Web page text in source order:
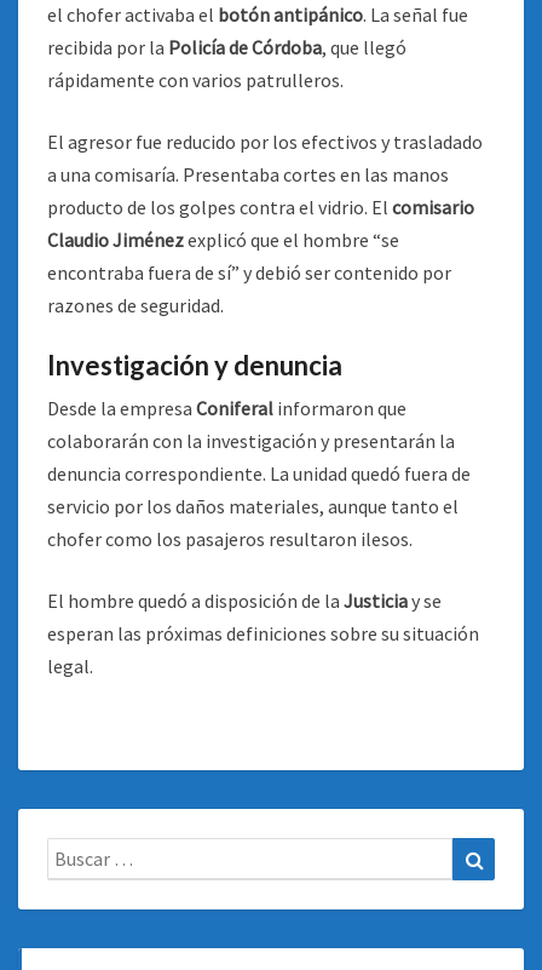
el chofer activaba el botón antipánico. La señal fue
recibida por la Policía de Córdoba, que llegó
rápidamente con varios patrulleros.
El agresor fue reducido por los efectivos y trasladado
a una comisaría. Presentaba cortes en las manos
producto de los golpes contra el vidrio. El comisario
Claudio Jiménezexplicó que el hombre “se
encontraba fuera de sí” y debió ser contenido por
razones de seguridad.
Investigación y denuncia
Desde la empresa Coniferal informaron que
colaborarán con la investigación y presentarán la
denuncia correspondiente. La unidad quedó fuera de
servicio por los daños materiales, aunque tanto el
chofer como los pasajeros resultaron ilesos.
El hombre quedó a disposición de la Justiciay se
esperan las próximas definiciones sobre su situación
legal.
Buscar: